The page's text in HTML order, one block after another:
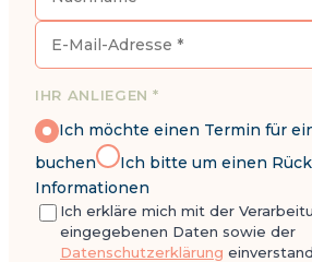
IHR ANLIEGEN *
Ich möchte einen Termin für
buchen
Ich bitte um einen
Informationen
Ich erkläre mich mit der
eingegebenen Daten sowie der
Datenschutzerklärung